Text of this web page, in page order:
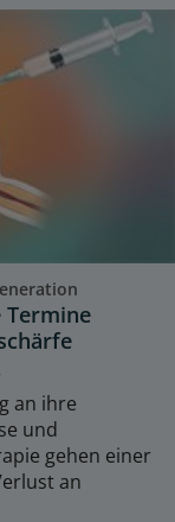
Termine
an ihre
und
gehen einer
an